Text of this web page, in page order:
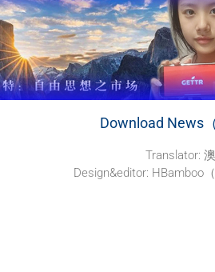
Download News
Translator:
Design&editor: HBamboo（